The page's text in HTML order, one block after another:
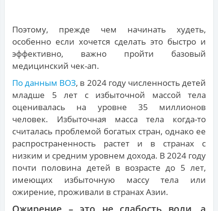
Поэтому, прежде чем начинать худеть,
особенно если хочется сделать это быстро и
эффективно, важно пройти базовый
медицинский чек-ап.
По данным ВОЗ, в 2024 году численность детей
младше 5 лет с избыточной массой тела
оценивалась на уровне 35 миллионов
человек. Избыточная масса тела когда-то
считалась проблемой богатых стран, однако ее
распространенность растет и в странах с
низким и средним уровнем дохода. В 2024 году
почти половина детей в возрасте до 5 лет,
имеющих избыточную массу тела или
ожирение, проживали в странах Азии.